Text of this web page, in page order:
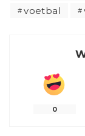
voetbal
0